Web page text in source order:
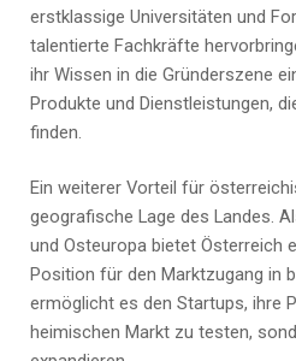
erstklassige Universitäten und
talentierte Fachkräfte
ihr Wissen in die Gründerszene
Produkte und Dienstleistungen,
finden.
Ein weiterer Vorteil für
geografische Lage des Landes.
und Osteuropa bietet Österreich
Position für den Marktzugang in
ermöglicht es den Startups, ihre
heimischen Markt zu testen,